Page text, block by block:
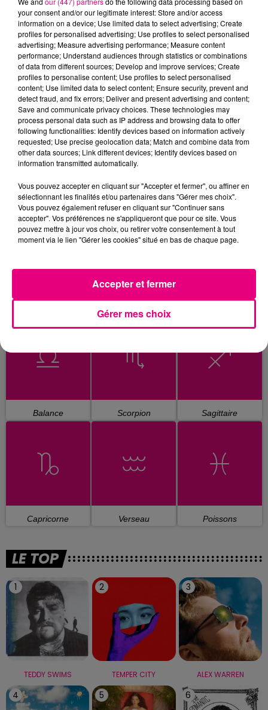
JEREMY FREROT
Frerot
DADDY YANKEE
Lo Que Pasó, Pasó
HUGEL & SOLTO
Jamaican
L'HOROSCOPE
Bélier Taureau Gémeaux
Balance Scorpion Sagittaire
Capricorne Verseau Poissons
LE TOP
1
TEDDY SWIMS
2
TEMPER CITY
3
ALEX WARREN
4 5 6
your consent and/or our legitimate interest: Store and/or access
information on a device; Use limited data to select advertising; Create
profiles for personalised advertising; Use profiles to select personalised
advertising; Measure advertising performance; Measure content
performance; Understand audiences through statistics or combinations
of data from different sources; Develop and improve services; Create
profiles to personalise content; Use profiles to select personalised
content; Use limited data to select content; Ensure security, prevent and
detect fraud, and fix errors; Deliver and present advertising and content;
Save and communicate privacy choices. These technologies may
process personal data such as IP address and browsing data to offer
following functionalities: Identify devices based on information actively
requested; Use precise geolocation data; Match and combine data from
other data sources; Link different devices; Identify devices based on
information transmitted automatically.
Vous pouvez accepter en cliquant sur "Accepter et fermer", ou affiner en
sélectionnant les finalités et/ou partenaires dans "Gérer mes choix".
Vous pouvez également refuser en cliquant sur "Continuer sans
accepter". Vos préférences ne s'appliqueront que pour ce site. Vous
pouvez mettre à jour vos choix, ou retirer votre consentement à tout
moment via le lien "Gérer les cookies" situé en bas de chaque page.
Gérer mes choix
Accepter et fermer